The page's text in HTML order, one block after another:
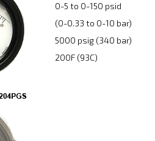
0-5 to 0-150 psid
(0-0.33 to 0-10 bar)
5000 psig (340 bar)
200F (93C)